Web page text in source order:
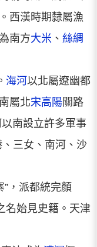
西漢時期隸屬漁
南方大米 、 絲綢
海河 以北屬遼幽都
屬北宋高陽關路
南設立許多軍事
三女、南河、沙
”，派都統完顏
名始見史籍。天津